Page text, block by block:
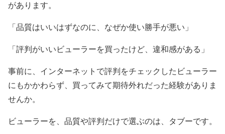
があります。
「品質はいいはずなのに、なぜか使い勝手が悪い」
「評判がいいビューラーを買ったけど、違和感がある」
事前に、インターネットで評判をチェックしたビューラー
にもかかわらず、買ってみて期待外れだった経験がありま
せんか。
ビューラーを、品質や評判だけで選ぶのは、タブーです。